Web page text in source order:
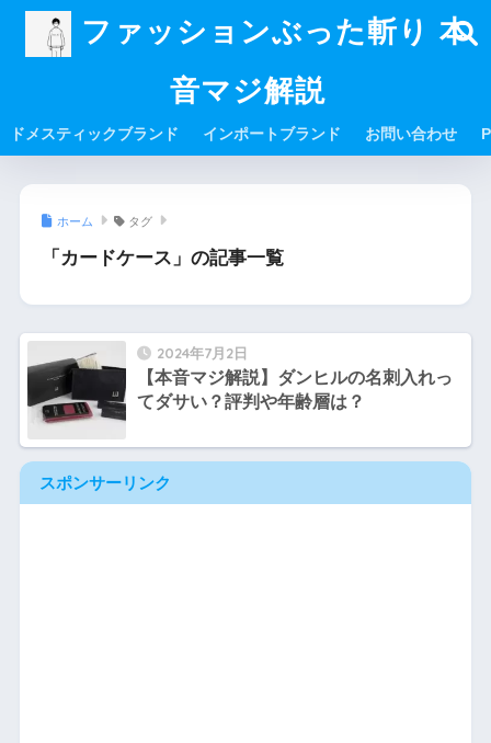
ファッションぶった斬り 本
音マジ解説
ドメスティックブランド インポートブランド お問い合わせ
ホーム タグ
「カードケース」の記事一覧
2024年7月2日
【本音マジ解説】ダンヒルの名刺入れっ
てダサい？評判や年齢層は？
スポンサーリンク